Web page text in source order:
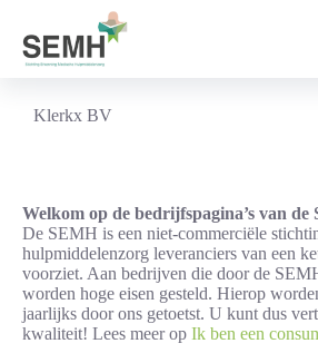
inhoud
Klerkx BV
Welkom op de bedrijfspagina’s van de
De SEMH is een niet-commerciële
hulpmiddelenzorg leveranciers van een
voorziet. Aan bedrijven die door de
worden hoge eisen gesteld. Hierop
jaarlijks door ons getoetst. U kunt dus
kwaliteit! Lees meer op Ik ben een